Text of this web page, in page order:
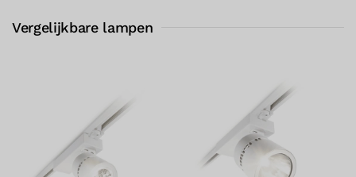
Vergelijkbare lampen